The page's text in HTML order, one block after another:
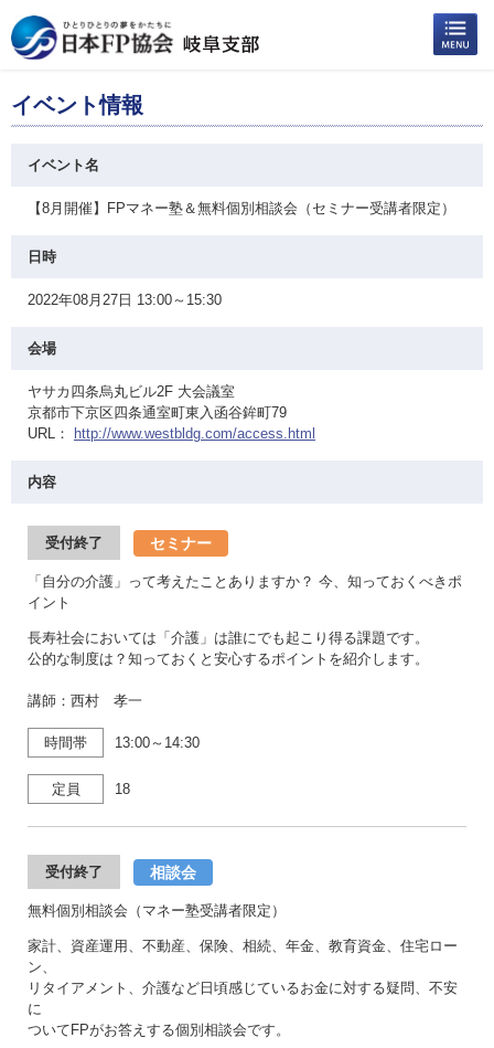
イベント情報
イベント名
【8月開催】FPマネー塾＆無料個別相談会（セミナー受講者限定）
日時
2022年08月27日 13:00～15:30
会場
ヤサカ四条烏丸ビル2F 大会議室
京都市下京区四条通室町東入函谷鉾町79
URL：
http://www.westbldg.com/access.html
内容
受付終了 セミナー
「自分の介護」って考えたことありますか？ 今、知っておくべきポ
イント
長寿社会においては「介護」は誰にでも起こり得る課題です。
公的な制度は？知っておくと安心するポイントを紹介します。
講師：西村 孝一
時間帯 13:00～14:30
定員 18
受付終了 相談会
無料個別相談会（マネー塾受講者限定）
家計、資産運用、不動産、保険、相続、年金、教育資金、住宅ロー
ン、
リタイアメント、介護など日頃感じているお金に対する疑問、不安
に
ついてFPがお答えする個別相談会です。